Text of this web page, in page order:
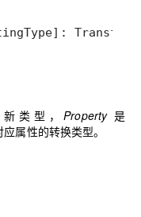
新类型，Property 是
属性的转换类型。